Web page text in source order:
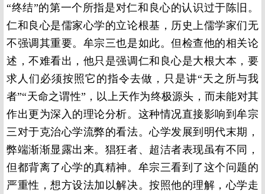
“终结”的第一个所指是对仁和良心的认识过于陈旧。
仁和良心是儒家心学的立论根基，历史上儒学家们无
不强调其重要。牟宗三也是如此。但检查他的相关论
述，不难看出，他只是强调仁和良心是大根大本，要
求人们必须按照它的指令去做，只是讲“天之所与我
者”“天命之谓性”，以上天作为终极源头，而未能对其
作出更为深入的理论分析。这种情况直接影响到牟宗
三对于克治心学流弊的看法。心学发展到明代末期，
弊端渐渐显露出来。猖狂者、超洁者表现虽有不同，
但都背离了心学的真精神。牟宗三看到了这个问题的
严重性，想方设法加以解决。按照他的理解，心学走